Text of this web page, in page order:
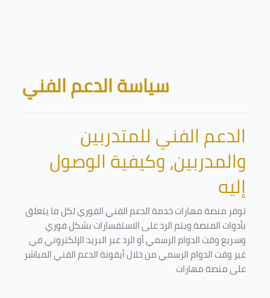
Blocks
سياسة الدعم الفني
الدعم الفني للمتدربين
والمدربين، وكيفية الوصول
إليه
توفر منصة مهارات خدمة الدعم الفني الفوري لكل ما يتعلق
بأدوات المنصة ويتم الرد على الاستفسارات بشكل فوري
وسريع وقت الدوام الرسمي أو الرد عبر البريد الإلكتروني في
غير وقت الدوام الرسمي من خلال أيقونة الدعم الفني المباشر
على منصة مهارات